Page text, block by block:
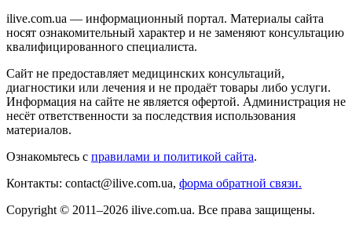
ilive.com.ua — информационный портал. Материалы сайта
носят ознакомительный характер и не заменяют консультацию
квалифицированного специалиста.
Сайт не предоставляет медицинских консультаций,
диагностики или лечения и не продаёт товары либо услуги.
Информация на сайте не является офертой. Администрация не
несёт ответственности за последствия использования
материалов.
Ознакомьтесь с правилами и политикой сайта.
Контакты: contact@ilive.com.ua, форма обратной связи.
Copyright © 2011–2026 ilive.com.ua. Все права защищены.